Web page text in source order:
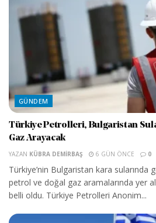
GÜNDEM
Türkiye Petrolleri, Bulgaristan
Gaz Arayacak
YAZAN KÜBRA DEMIRBAŞ 6 GÜN ÖNCE 0
Türkiye’nin Bulgaristan kara sularında
petrol ve doğal gaz aramalarında yer
belli oldu. Türkiye Petrolleri Anonim...